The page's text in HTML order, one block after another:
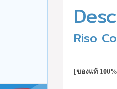
Riso
[ของแท้